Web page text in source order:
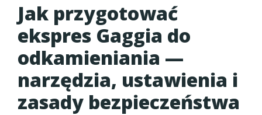
Jak przygotować
ekspres Gaggia do
odkamieniania —
narzędzia, ustawienia i
zasady bezpieczeństwa